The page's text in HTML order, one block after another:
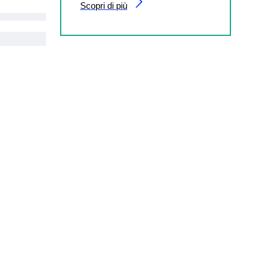
Scopri di più